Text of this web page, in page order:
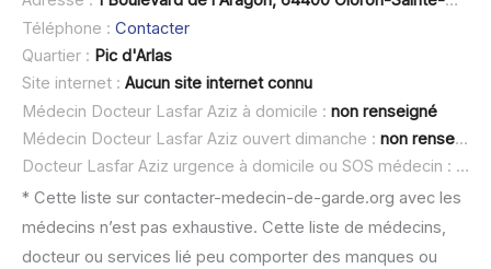
Téléphone : Contacter
Quartier : Pic d'Arlas
Site internet : Aucun site internet connu
Médecin Docteur Lasfar Aziz à domicile : non renseigné
Médecin Docteur Lasfar Aziz ouvert dimanche : non renseigné
Docteur Lasfar Aziz urgence à domicile ou SOS médecin :
non
* Cette liste sur contacter-medecin-de-garde.org avec les
médecins n’est pas exhaustive. Cette liste de médecins,
docteur ou services lié peu comporter des manques ou